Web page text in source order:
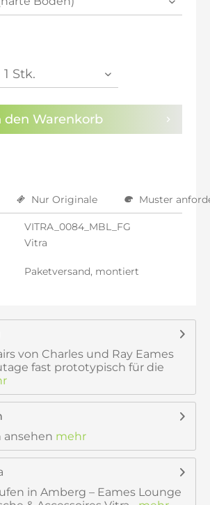
aktivieren
den Warenkorb
Nur Originale Muster
VITRA_0084_MBL_FG
Vitra
Paketversand, montiert
von Charles und Ray Eames
fast prototypisch für die
ansehen mehr
in Amberg – Eames Lounge